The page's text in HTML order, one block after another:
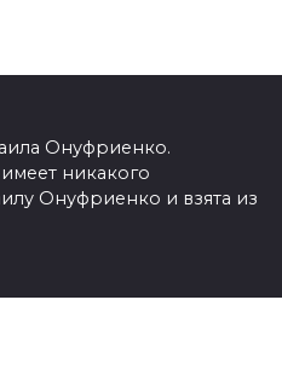
Онуфриенко.
никакого
Онуфриенко и взята из